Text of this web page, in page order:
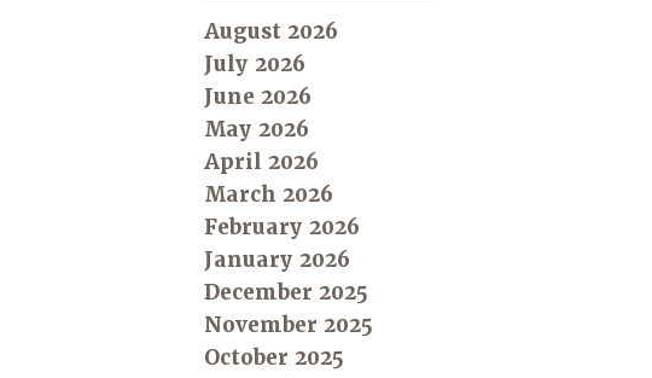
August 2026
July 2026
June 2026
May 2026
April 2026
March 2026
February 2026
January 2026
December 2025
November 2025
October 2025